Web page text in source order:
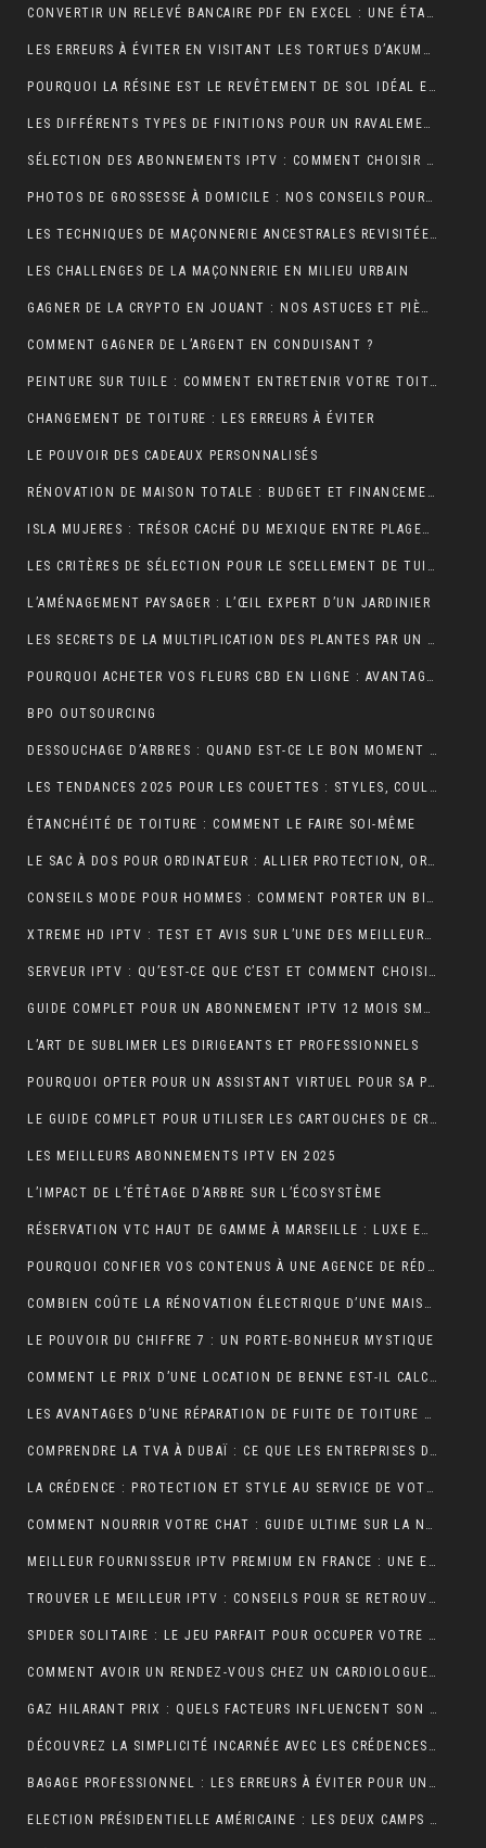
CONVERTIR UN RELEVÉ BANCAIRE PDF EN EXCEL : UNE ÉTAPE CLÉ POUR MIEUX GÉRER SES FINANCES
LES ERREURS À ÉVITER EN VISITANT LES TORTUES D’AKUMAL
POURQUOI LA RÉSINE EST LE REVÊTEMENT DE SOL IDÉAL EN USINE ?
LES DIFFÉRENTS TYPES DE FINITIONS POUR UN RAVALEMENT DE FAÇADE RÉUSSI
SÉLECTION DES ABONNEMENTS IPTV : COMMENT CHOISIR L’OFFRE QUI VOUS CORRESPOND ?
PHOTOS DE GROSSESSE À DOMICILE : NOS CONSEILS POUR UNE SÉANCE INTIMISTE RÉUSSIE !
LES TECHNIQUES DE MAÇONNERIE ANCESTRALES REVISITÉES
LES CHALLENGES DE LA MAÇONNERIE EN MILIEU URBAIN
GAGNER DE LA CRYPTO EN JOUANT : NOS ASTUCES ET PIÈGES À ÉVITER !
COMMENT GAGNER DE L’ARGENT EN CONDUISANT ?
PEINTURE SUR TUILE : COMMENT ENTRETENIR VOTRE TOITURE APRÈS L’APPLICATION ?
CHANGEMENT DE TOITURE : LES ERREURS À ÉVITER
LE POUVOIR DES CADEAUX PERSONNALISÉS
RÉNOVATION DE MAISON TOTALE : BUDGET ET FINANCEMENT
ISLA MUJERES : TRÉSOR CACHÉ DU MEXIQUE ENTRE PLAGES DE RÊVE ET AVENTURES TROPICALES
LES CRITÈRES DE SÉLECTION POUR LE SCELLEMENT DE TUILE DE RIVE
L’AMÉNAGEMENT PAYSAGER : L’ŒIL EXPERT D’UN JARDINIER
LES SECRETS DE LA MULTIPLICATION DES PLANTES PAR UN JARDINIER
POURQUOI ACHETER VOS FLEURS CBD EN LIGNE : AVANTAGES, BIENFAITS ET CONSEILS
BPO OUTSOURCING
DESSOUCHAGE D’ARBRES : QUAND EST-CE LE BON MOMENT POUR LE FAIRE ?
LES TENDANCES 2025 POUR LES COUETTES : STYLES, COULEURS ET MATÉRIAUX
ÉTANCHÉITÉ DE TOITURE : COMMENT LE FAIRE SOI-MÊME
LE SAC À DOS POUR ORDINATEUR : ALLIER PROTECTION, ORGANISATION ET ÉLÉGANCE AU QUOTIDIEN
CONSEILS MODE POUR HOMMES : COMMENT PORTER UN BIJOU MÉDAILLE AVEC STYLE ?
XTREME HD IPTV : TEST ET AVIS SUR L’UNE DES MEILLEURES OFFRES DU MARCHÉ
SERVEUR IPTV : QU’EST-CE QUE C’EST ET COMMENT CHOISIR LE MEILLEUR EN 2024 ?
GUIDE COMPLET POUR UN ABONNEMENT IPTV 12 MOIS SMART TV
L’ART DE SUBLIMER LES DIRIGEANTS ET PROFESSIONNELS
POURQUOI OPTER POUR UN ASSISTANT VIRTUEL POUR SA PME ET TPE : LA CLÉ D’UNE EFFICACITÉ DÉCUPLÉE
LE GUIDE COMPLET POUR UTILISER LES CARTOUCHES DE CRÈME AU PROTOXYDE D’AZOTE DE MANIÈRE SÛRE ET CRÉATIVE DANS LA CUISINE
LES MEILLEURS ABONNEMENTS IPTV EN 2025
L’IMPACT DE L’ÉTÊTAGE D’ARBRE SUR L’ÉCOSYSTÈME
RÉSERVATION VTC HAUT DE GAMME À MARSEILLE : LUXE ET CONFORT
POURQUOI CONFIER VOS CONTENUS À UNE AGENCE DE RÉDACTION ? LA CLÉ DU SUCCÈS EN LIGNE
COMBIEN COÛTE LA RÉNOVATION ÉLECTRIQUE D’UNE MAISON OU D’UN APPARTEMENT ?
LE POUVOIR DU CHIFFRE 7 : UN PORTE-BONHEUR MYSTIQUE
COMMENT LE PRIX D’UNE LOCATION DE BENNE EST-IL CALCULÉ ?
LES AVANTAGES D’UNE RÉPARATION DE FUITE DE TOITURE EN URGENCE
COMPRENDRE LA TVA À DUBAÏ : CE QUE LES ENTREPRISES DOIVENT SAVOIR
LA CRÉDENCE : PROTECTION ET STYLE AU SERVICE DE VOTRE INTÉRIEUR
COMMENT NOURRIR VOTRE CHAT : GUIDE ULTIME SUR LA NUTRITION ADAPTÉE ET OPTIMALE
MEILLEUR FOURNISSEUR IPTV PREMIUM EN FRANCE : UNE EXPÉRIENCE TÉLÉVISUELLE SUR MESURE
TROUVER LE MEILLEUR IPTV : CONSEILS POUR SE RETROUVER PLUS FACILEMENT
SPIDER SOLITAIRE : LE JEU PARFAIT POUR OCCUPER VOTRE TEMPS LIBRE ET STIMULER VOTRE CERVEAU !
COMMENT AVOIR UN RENDEZ-VOUS CHEZ UN CARDIOLOGUE À FÈS ?
GAZ HILARANT PRIX : QUELS FACTEURS INFLUENCENT SON COÛT ET OÙ LE TROUVER AU MEILLEUR TARIF ?
DÉCOUVREZ LA SIMPLICITÉ INCARNÉE AVEC LES CRÉDENCES DE CUISINE EFFET MARBRE
BAGAGE PROFESSIONNEL : LES ERREURS À ÉVITER POUR UN LOOK RAFFINÉ
ELECTION PRÉSIDENTIELLE AMÉRICAINE : LES DEUX CAMPS SONT RELIÉS PAR LEURS CRAINTES